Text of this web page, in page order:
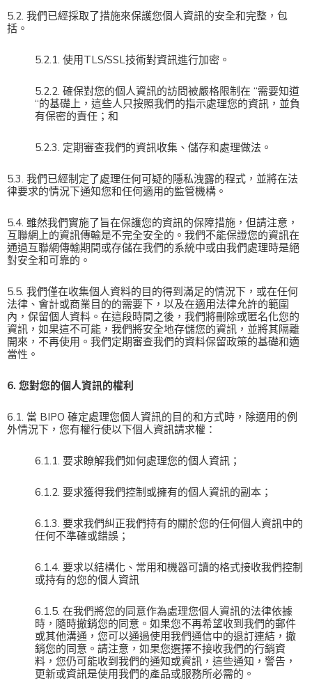
5.2. 我們已經採取了措施來保護您個人資訊的安全和完整，包
括。
5.2.1. 使用TLS/SSL技術對資訊進行加密。
5.2.2. 確保對您的個人資訊的訪問被嚴格限制在 “需要知道
“的基礎上，這些人只按照我們的指示處理您的資訊，並負
有保密的責任；和
5.2.3. 定期審查我們的資訊收集、儲存和處理做法。
5.3. 我們已經制定了處理任何可疑的隱私洩露的程式，並將在法
律要求的情況下通知您和任何適用的監管機構。
5.4. 雖然我們實施了旨在保護您的資訊的保障措施，但請注意，
互聯網上的資訊傳輸是不完全安全的。我們不能保證您的資訊在
通過互聯網傳輸期間或存儲在我們的系統中或由我們處理時是絕
對安全和可靠的。
5.5. 我們僅在收集個人資料的目的得到滿足的情況下，或在任何
法律、會計或商業目的的需要下，以及在適用法律允許的範圍
內，保留個人資料。在這段時間之後，我們將刪除或匿名化您的
資訊，如果這不可能，我們將安全地存儲您的資訊，並將其隔離
開來，不再使用。我們定期審查我們的資料保留政策的基礎和適
當性。
6. 您對您的個人資訊的權利
6.1. 當 BIPO 確定處理您個人資訊的目的和方式時，除適用的例
外情況下，您有權行使以下個人資訊請求權：
6.1.1. 要求瞭解我們如何處理您的個人資訊；
6.1.2. 要求獲得我們控制或擁有的個人資訊的副本；
6.1.3. 要求我們糾正我們持有的關於您的任何個人資訊中的
任何不準確或錯誤；
6.1.4. 要求以結構化、常用和機器可讀的格式接收我們控制
或持有的您的個人資訊
6.1.5. 在我們將您的同意作為處理您個人資訊的法律依據
時，隨時撤銷您的同意。如果您不再希望收到我們的郵件
或其他溝通，您可以通過使用我們通信中的退訂連結，撤
銷您的同意。請注意，如果您選擇不接收我們的行銷資
料，您仍可能收到我們的通知或資訊，這些通知，警告，
更新或資訊是使用我們的產品或服務所必需的。